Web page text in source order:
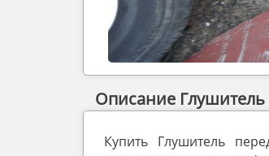
Описание Глушитель
Купить Глушитель